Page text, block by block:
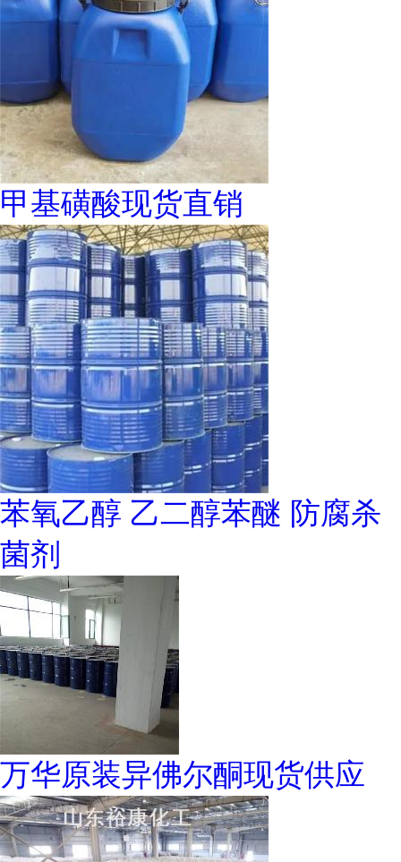
甲基磺酸现货直销
苯氧乙醇 乙二醇苯醚 防腐杀
菌剂
万华原装异佛尔酮现货供应